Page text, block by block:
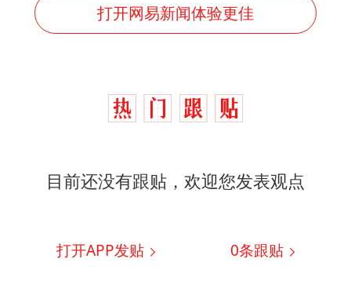
打开网易新闻体验更佳
目前还没有跟贴，欢迎您发表观点
打开APP发贴 0条跟贴